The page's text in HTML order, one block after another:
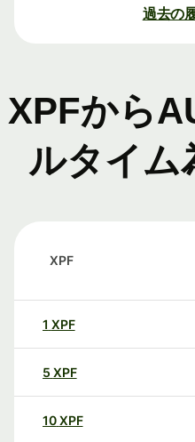
過去の
XPFから
ルタイム
XPF
1 XPF
5 XPF
10XPF